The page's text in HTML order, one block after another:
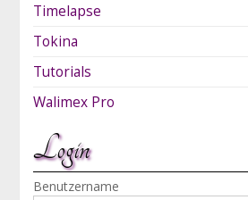
Timelapse
Tokina
Tutorials
Walimex Pro
Login
Benutzername